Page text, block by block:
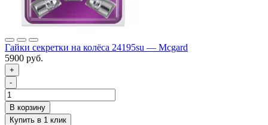
Гайки секретки на колёса 24195su — Mcgard
5900 руб.
+
-